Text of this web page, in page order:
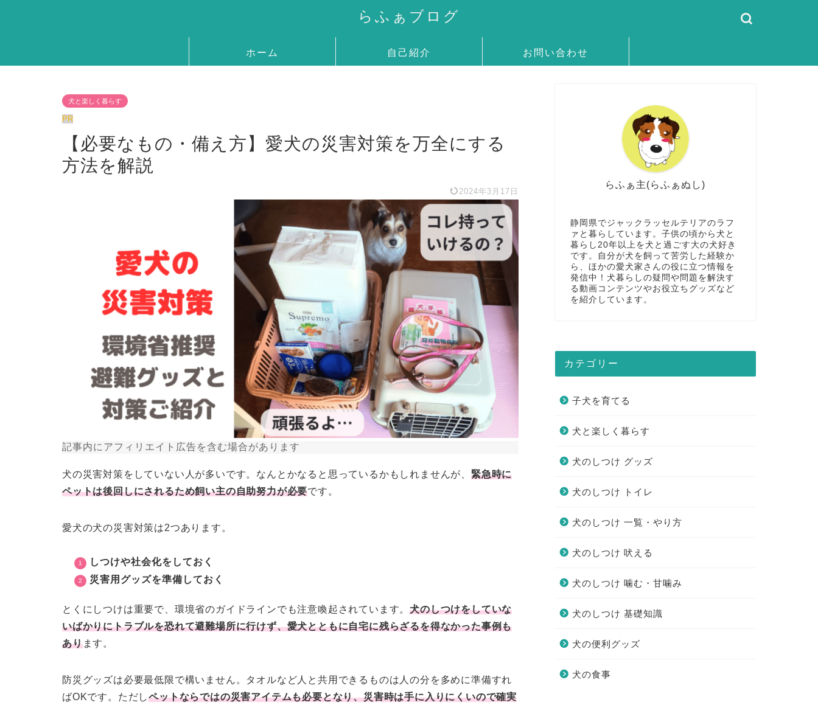
らふぁブログ
ホーム 自己紹介 お問い合わせ
犬と楽しく暮らす
PR
【必要なもの・備え方】愛犬の災害対策を万全にする
方法を解説
2024年3月17日
記事内にアフィリエイト広告を含む場合があります
犬の災害対策をしていない人が多いです。なんとかなると思っているかもしれませんが、 緊急時に
ペットは後回しにされるため飼い主の自助努力が必要です。
愛犬の犬の災害対策は2つあります。
しつけや社会化をしておく
災害用グッズを準備しておく
とくにしつけは重要で、環境省のガイドラインでも注意喚起されています。犬のしつけをしていな
いばかりにトラブルを恐れて避難場所に行けず、愛犬とともに自宅に残らざるを得なかった事例も
あります。
防災グッズは必要最低限で構いません。タオルなど人と共用できるものは人の分を多めに準備すれ
ばOKです。ただしペットならではの災害アイテムも必要となり、災害時は手に入りにくいので確実
らふぁ主(らふぁぬし)
静岡県でジャックラッセルテリアのラフ
ァと暮らしています。子供の頃から犬と
暮らし20年以上を犬と過ごす大の犬好き
です。自分が犬を飼って苦労した経験か
ら、ほかの愛犬家さんの役に立つ情報を
発信中！犬暮らしの疑問や問題を解決す
る動画コンテンツやお役立ちグッズなど
を紹介しています。
カテゴリー
子犬を育てる
犬と楽しく暮らす
犬のしつけ グッズ
犬のしつけ トイレ
犬のしつけ 一覧・やり方
犬のしつけ 吠える
犬のしつけ 噛む・甘噛み
犬のしつけ 基礎知識
犬の便利グッズ
犬の食事